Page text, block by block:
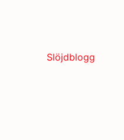
Slöjdblogg